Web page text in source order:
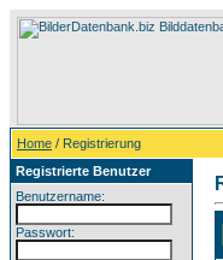
Home / Registrierung
Registrierte Benutzer
Benutzername:
Passwort: